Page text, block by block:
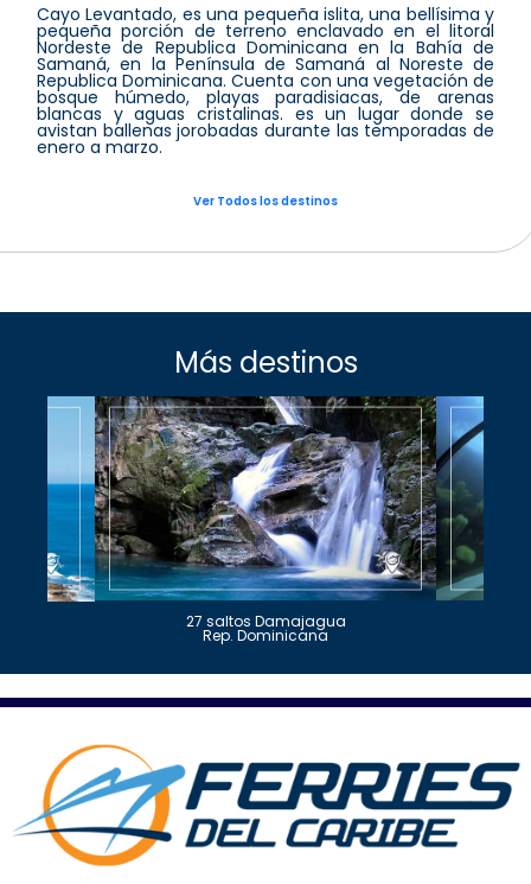
Cayo Levantado, es una pequeña islita, una bellísima y
pequeña porción de terreno enclavado en el litoral
Nordeste de Republica Dominicana en la Bahía de
Samaná, en la Península de Samaná al Noreste de
Republica Dominicana. Cuenta con una vegetación de
bosque húmedo, playas paradisiacas, de arenas
blancas y aguas cristalinas. es un lugar donde se
avistan ballenas jorobadas durante las temporadas de
enero a marzo.
Ver Todos los destinos
Más destinos
27 saltos Damajagua
Rep. Dominicana